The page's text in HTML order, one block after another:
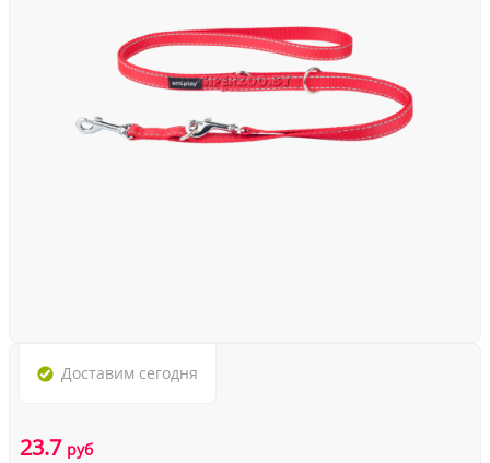
Доставим сегодня
23.7 руб